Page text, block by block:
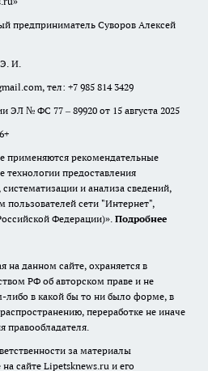
предприниматель Суворов Алексей
И.
, тел: +7 985 814 3429
ЭЛ № ФС 77 – 89920 от 15 августа 2025
применяются рекомендательные
предоставления
и анализа сведений,
пользователей сети "Интернет",
Федерации)». Подробнее
данном сайте, охраняется в
РФ об авторском праве и не
либо в какой бы то ни было форме, в
переработке не иначе
правообладателя.
за материалы
сайте Lipetsknews.ru и его